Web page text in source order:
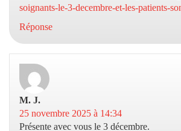
soignants-le-3-decembre-et-les-patients-
Réponse
M. J.
25 novembre 2025 à 14:34
Présente avec vous le 3 décembre.